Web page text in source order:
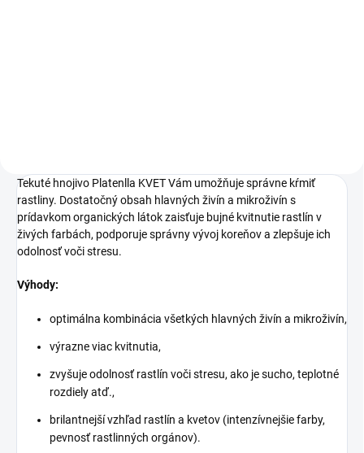
Tekuté hnojivo Platenlla KVET Vám umožňuje správne kŕmiť
rastliny. Dostatočný obsah hlavných živín a mikroživín s
prídavkom organických látok zaisťuje bujné kvitnutie rastlín v
živých farbách, podporuje správny vývoj koreňov a zlepšuje ich
odolnosť voči stresu.
Výhody:
optimálna kombinácia všetkých hlavných živín a mikroživín,
výrazne viac kvitnutia,
zvyšuje odolnosť rastlín voči stresu, ako je sucho, teplotné
rozdiely atď.,
brilantnejší vzhľad rastlín a kvetov (intenzívnejšie farby,
pevnosť rastlinných orgánov).